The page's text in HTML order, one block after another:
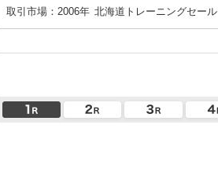
取引市場：2006年 北海道トレーニングセール